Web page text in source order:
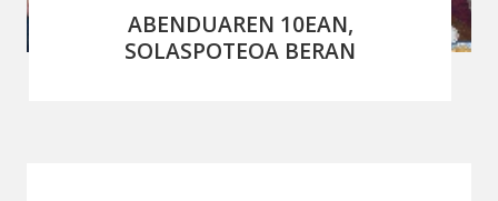
ABENDUAREN 10EAN,
SOLASPOTEOA BERAN